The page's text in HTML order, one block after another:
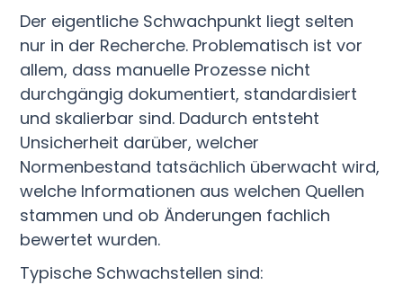
Der eigentliche Schwachpunkt liegt selten
nur in der Recherche. Problematisch ist vor
allem, dass manuelle Prozesse nicht
durchgängig dokumentiert, standardisiert
und skalierbar sind. Dadurch entsteht
Unsicherheit darüber, welcher
Normenbestand tatsächlich überwacht wird,
welche Informationen aus welchen Quellen
stammen und ob Änderungen fachlich
bewertet wurden.
Typische Schwachstellen sind: